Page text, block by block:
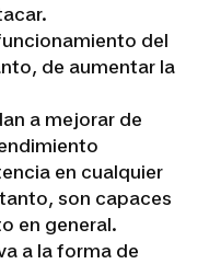
del
de aumentar la
a mejorar de
en cualquier
son capaces
en general.
a la forma de